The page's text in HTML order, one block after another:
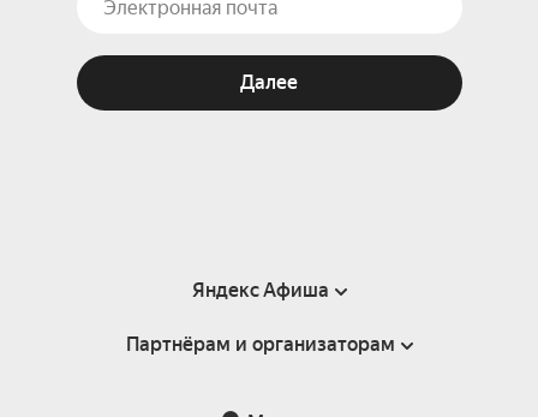
Далее
Яндекс Афиша
Справка
Партнёрам и организаторам